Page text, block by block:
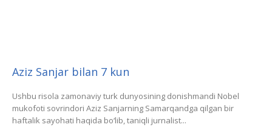
Aziz Sanjar bilan 7 kun
Ushbu risola zamonaviy turk dunyosining donishmandi Nobel
mukofoti sovrindori Aziz Sanjarning Samarqandga qilgan bir
haftalik sayohati haqida bo‘lib, taniqli jurnalist...